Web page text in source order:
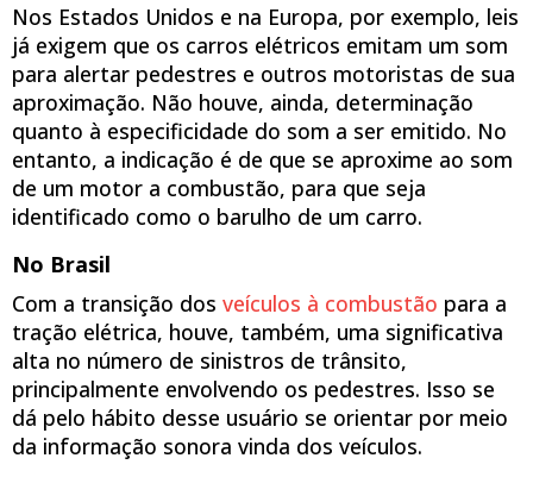
Nos Estados Unidos e na Europa, por exemplo, leis
já exigem que os carros elétricos emitam um som
para alertar pedestres e outros motoristas de sua
aproximação. Não houve, ainda, determinação
quanto à especificidade do som a ser emitido. No
entanto, a indicação é de que se aproxime ao som
de um motor a combustão, para que seja
identificado como o barulho de um carro.
No Brasil
Com a transição dos veículos à combustão para a
tração elétrica, houve, também, uma significativa
alta no número de sinistros de trânsito,
principalmente envolvendo os pedestres. Isso se
dá pelo hábito desse usuário se orientar por meio
da informação sonora vinda dos veículos.